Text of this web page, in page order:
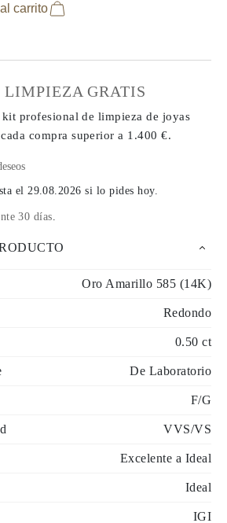
carrito
GRATIS
kit profesional de limpieza de joyas
comprasuperior a 1.400 €.
el 29.08.2026 si lo pides hoy.
30 días
Oro Amarillo 585 (14K)
Redondo
0.50 ct
De Laboratorio
F/G
VVS/VS
Excelente a Ideal
Ideal
IGI